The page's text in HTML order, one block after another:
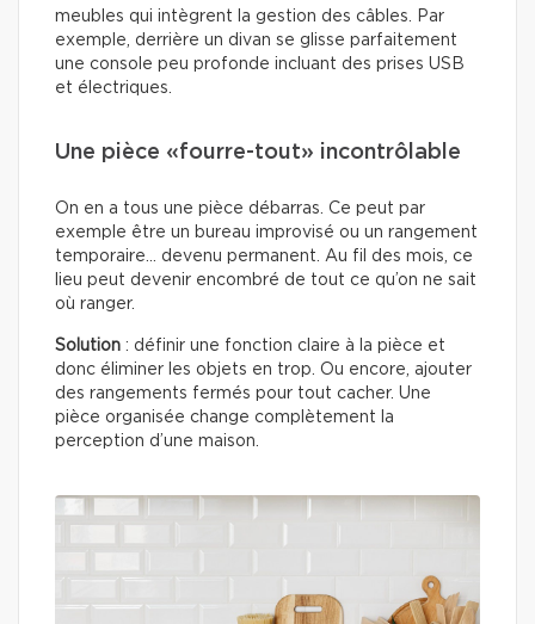
meubles qui intègrent la gestion des câbles. Par
exemple, derrière un divan se glisse parfaitement
une console peu profonde incluant des prises USB
et électriques.
Une pièce «fourre-tout» incontrôlable
On en a tous une pièce débarras. Ce peut par
exemple être un bureau improvisé ou un rangement
temporaire… devenu permanent. Au fil des mois, ce
lieu peut devenir encombré de tout ce qu’on ne sait
où ranger.
Solution : définir une fonction claire à la pièce et
donc éliminer les objets en trop. Ou encore, ajouter
des rangements fermés pour tout cacher. Une
pièce organisée change complètement la
perception d’une maison.